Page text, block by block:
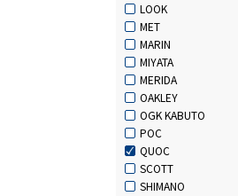
LOOK
MET
MARIN
MIYATA
MERIDA
OAKLEY
OGK KABUTO
POC
QUOC
SCOTT
SHIMANO